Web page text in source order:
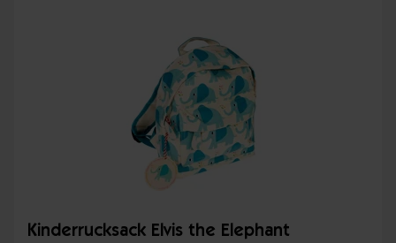
Kinderrucksack Elvis the Elephant